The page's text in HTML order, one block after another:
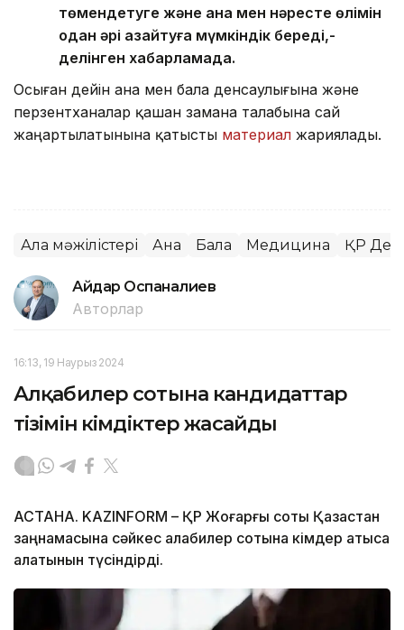
төмендетуге және ана мен нәресте өлімін
одан әрі азайтуға мүмкіндік береді,-
делінген хабарламада.
Осыған дейін ана мен бала денсаулығына және
перзентханалар қашан замана талабына сай
жаңартылатынына қатысты материал жариялады.
Алқа мәжілістері Ана Бала Медицина ҚР
Айдар Оспаналиев
Авторлар
16:13, 19 Наурыз 2024
Алқабилер сотына кандидаттар
тізімін әкімдіктер жасайды
АСТАНА. KAZINFORM – ҚР Жоғарғы соты Қазақстан
заңнамасына сәйкес алқабилер сотына кімдер қатыса
алатынын түсіндірді.